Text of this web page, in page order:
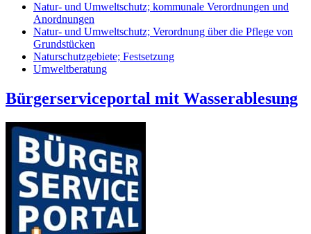
Natur- und Umweltschutz; kommunale Verordnungen und
Anordnungen
Natur- und Umweltschutz; Verordnung über die Pflege von
Grundstücken
Naturschutzgebiete; Festsetzung
Umweltberatung
Bürgerserviceportal mit Wasserablesung